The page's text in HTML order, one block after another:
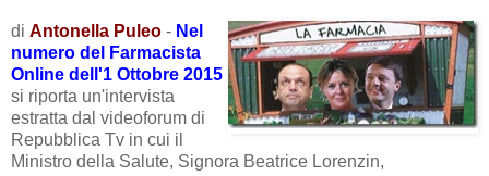
di Antonella Puleo - Nel
numero del Farmacista
Online dell'1 Ottobre 2015
si riporta un'intervista
estratta dal videoforum di
Repubblica Tv in cui il
Ministro della Salute, Signora Beatrice Lorenzin,